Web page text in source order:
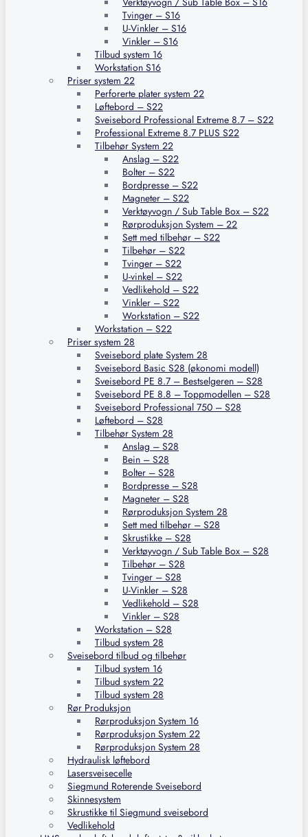
Tvinger – S16
U-Vinkler – S16
Vinkler – S16
Tilbud system 16
Workstation S16
Priser system 22
Perforerte plater system 22
Løftebord – S22
Sveisebord Professional Extreme 8.7 – S22
Professional Extreme 8.7 PLUS S22
Tilbehør System 22
Anslag – S22
Bolter – S22
Bordpresse – S22
Magneter – S22
Verktøyvogn / Sub Table Box – S22
Rørproduksjon System – 22
Sett med tilbehør – S22
Tilbehør – S22
Tvinger – S22
U-vinkel – S22
Vedlikehold – S22
Vinkler – S22
Workstation – S22
Workstation – S22
Priser system 28
Sveisebord plate System 28
Sveisebord Basic S28 (økonomi modell)
Sveisebord PE 8.7 – Bestselgeren – S28
Sveisebord PE 8.8 – Toppmodellen – S28
Sveisebord Professional 750 – S28
Løftebord – S28
Tilbehør System 28
Anslag – S28
Bein – S28
Bolter – S28
Bordpresse – S28
Magneter – S28
Rørproduksjon System 28
Sett med tilbehør – S28
Skrustikke – S28
Verktøyvogn / Sub Table Box – S28
Tilbehør – S28
Tvinger – S28
U-Vinkler – S28
Vedlikehold – S28
Vinkler – S28
Workstation – S28
Tilbud system 28
Sveisebord tilbud og tilbehør
Tilbud system 16
Tilbud system 22
Tilbud system 28
Rør Produksjon
Rørproduksjon System 16
Rørproduksjon System 22
Rørproduksjon System 28
Hydraulisk løftebord
Lasersveisecelle
Siegmund Roterende Sveisebord
Skinnesystem
Skrustikke til Siegmund sveisebord
Vedlikehold